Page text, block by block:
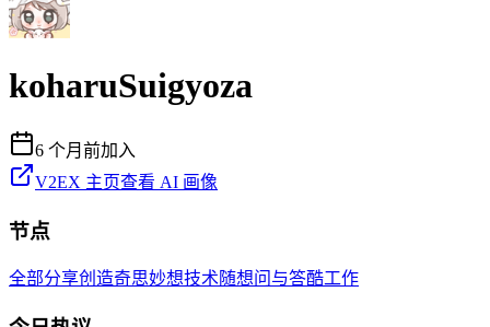
koharuSuigyoza
6 个月前加入
V2EX 主页查看 AI 画像
节点
全部分享创造奇思妙想技术随想问与答酷工作